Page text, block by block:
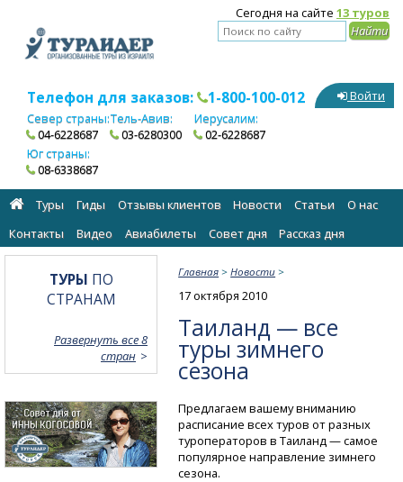
Сегодня на сайте 13 туров
Телефон для заказов: 1-800-100-012
Север страны:
04-6228687
Тель-Авив:
03-6280300
Иерусалим:
02-6228687
Юг страны:
08-6338687
Войти
Туры Гиды Отзывы клиентов Новости Статьи
О нас
Контакты
Видео Авиабилеты Cовет дня Рассказ дня
Главная >Новости >
17 октября 2010
Таиланд — все
туры зимнего
сезона
Предлагаем вашему вниманию
расписание всех туров от разных
туроператоров в Таиланд — самое
популярное направление зимнего
сезона.
ТУРЫ ПО
СТРАНАМ
Развернуть все 8
стран